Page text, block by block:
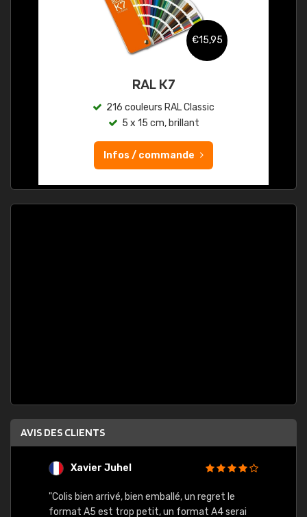
€15,95
RAL K7
216 couleurs RAL Classic
5 x 15 cm, brillant
Infos / commande
AVIS DES CLIENTS
Xavier Juhel
"Colis bien arrivé, bien emballé, un regret le
format A5 est trop petit, un format A4 serai